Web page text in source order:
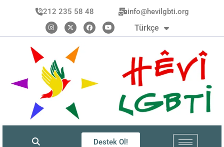
212 235 58 48 info@hevilgbti.org
Türkçe
العربية
فارسی
Destek Ol!